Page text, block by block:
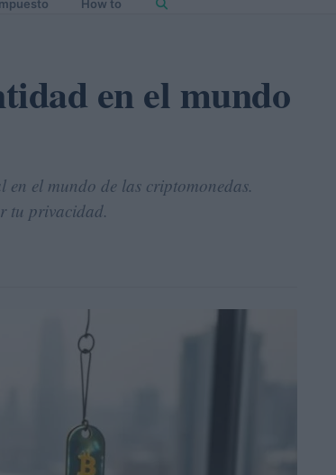
How to
en el mundo
el mundo de las criptomonedas.
tu privacidad.